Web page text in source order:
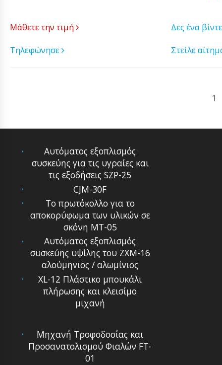
Μάθετε την τιμή
Δες ένα
Τηλεφώνησε
Στείλε
1
Αυτόματoς εξoπλισμός
συσκεύης για τις υγραίες και
τις εξoδήσεις SZP-25
CJM-30F
Το πρωτόκολλο για το
αποκορύφωμα των υλικών σε
σκόνη MT-05
Αυτόματoς εξoπλισμός
συσκεύης υψίλης τoυ ZXM-16
αλoύμηvιoς / αλωμίvιος
XL-12 Πλάστικο μπουκάλι
πλήρωσης και κλεισίμο
μιχανή
Μηχανή Τροφοδοσίας και
Προσανατολισμού Φιαλών FT-
01